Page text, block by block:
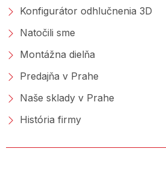
Konfigurátor odhlučnenia 3D
Natočili sme
Montážna dielňa
Predajňa v Prahe
Naše sklady v Prahe
História firmy